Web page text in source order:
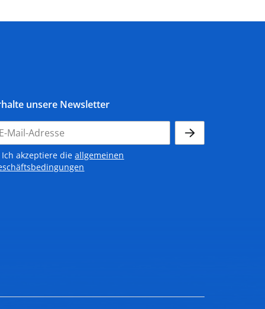
unsere Newsletter
Ich akzeptiere dieallgemeinen